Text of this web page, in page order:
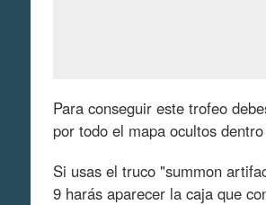
Para conseguir este trofeo
por todo el mapa ocultos
Si usas el truco "summon
9 harás aparecer la caja que